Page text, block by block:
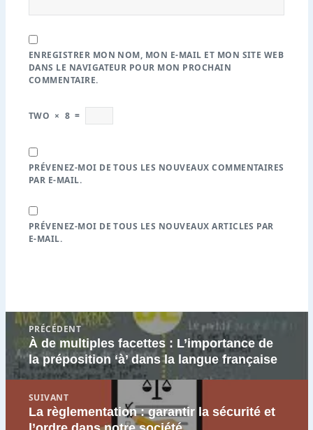
ENREGISTRER MON NOM, MON E-MAIL ET MON SITE WEB
DANS LE NAVIGATEUR POUR MON PROCHAIN
COMMENTAIRE.
TWO × 8 =
PRÉVENEZ-MOI DE TOUS LES NOUVEAUX COMMENTAIRES
PAR E-MAIL.
PRÉVENEZ-MOI DE TOUS LES NOUVEAUX ARTICLES PAR
E-MAIL.
Navigation
l’article
PRÉCÉDENT
Article
précédent
:
À de multiples facettes : L’importance de
la préposition ‘à’ dans la langue française
SUIVANT
Article
La règlementation : garantir la sécurité et